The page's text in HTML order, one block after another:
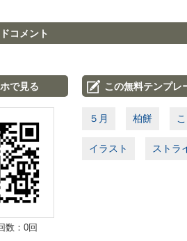
コメント
で見る
数：0回
この無料テンプレ
５月 柏餅
イラスト ストラ